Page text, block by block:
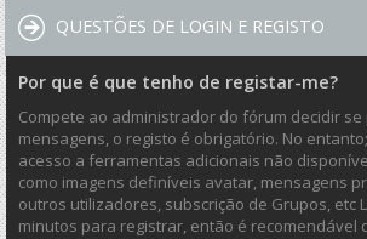
QUESTÕES DE LOGIN E REGISTO
Por que é que tenho de registar-me?
Compete ao administrador do fórum decidir
mensagens, o registo é obrigatório. No
acesso a ferramentas adicionais não
como imagens definíveis avatar, mensagens
outros utilizadores, subscrição de Grupos, etc
minutos para registrar, então é recomendável